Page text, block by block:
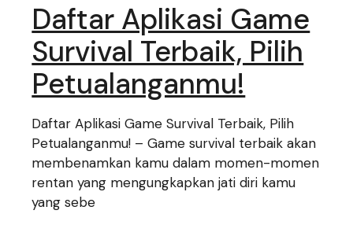
Daftar Aplikasi Game
Survival Terbaik, Pilih
Petualanganmu!
Daftar Aplikasi Game Survival Terbaik, Pilih
Petualanganmu! – Game survival terbaik akan
membenamkan kamu dalam momen-momen
rentan yang mengungkapkan jati diri kamu
yang sebe